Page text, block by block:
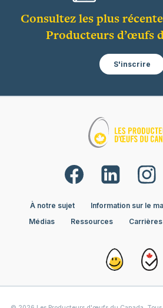
Consultez les plus
Producteurs d’œufs
S'inscrire
À notre sujet Information sur le
Médias
Ressources Carrières